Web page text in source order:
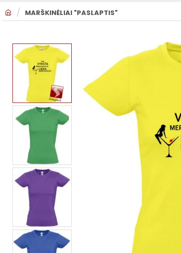
O
MARŠKINĖLIAI "PASLAPTIS"